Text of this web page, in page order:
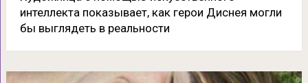
интеллекта показывает, как герои Диснея могли
бы выглядеть в реальности